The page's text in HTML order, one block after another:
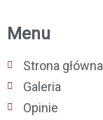
Menu
Strona główna
Galeria
Opinie